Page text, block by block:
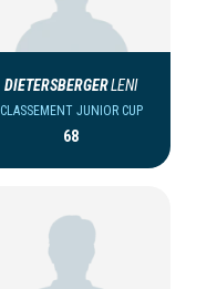
DIETERSBERGERLENI
CLASSEMENT JUNIOR CUP
68